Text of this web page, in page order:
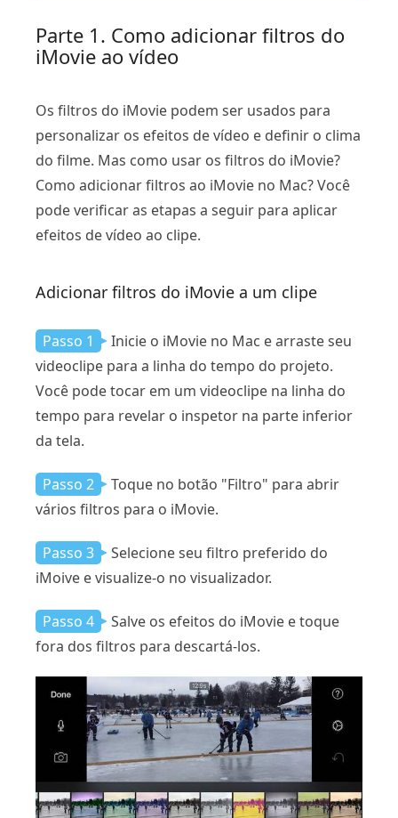
Parte 1. Como adicionar filtros do
iMovie ao vídeo
Os filtros do iMovie podem ser usados ​​para
personalizar os efeitos de vídeo e definir o clima
do filme. Mas como usar os filtros do iMovie?
Como adicionar filtros ao iMovie no Mac? Você
pode verificar as etapas a seguir para aplicar
efeitos de vídeo ao clipe.
Adicionar filtros do iMovie a um clipe
Passo 1
Inicie o iMovie no Mac e arraste seu
videoclipe para a linha do tempo do projeto.
Você pode tocar em um videoclipe na linha do
tempo para revelar o inspetor na parte inferior
da tela.
Passo 2
Toque no botão "Filtro" para abrir
vários filtros para o iMovie.
Passo 3
Selecione seu filtro preferido do
iMoive e visualize-o no visualizador.
Passo 4
Salve os efeitos do iMovie e toque
fora dos filtros para descartá-los.